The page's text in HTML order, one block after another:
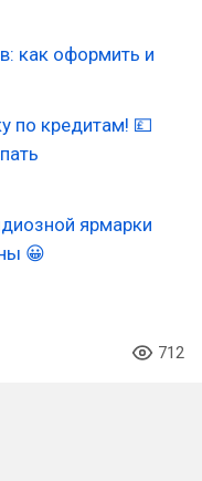
как оформить и
по кредитам! 💷
ярмарки
😀
712